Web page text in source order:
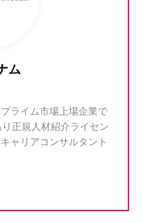
ム
ライム市場上場企業で
正規人材紹介ライセン
ャリアコンサルタント